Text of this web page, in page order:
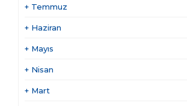
+ Temmuz
+ Haziran
+ Mayıs
+ Nisan
+ Mart